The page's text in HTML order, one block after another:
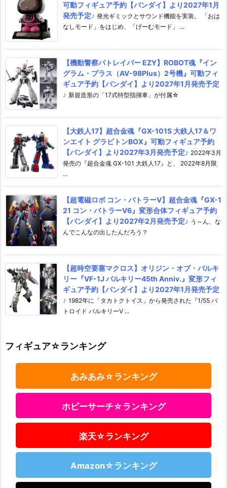
可動フィギュア予約【バンダイ】より2027年1月
発売予定♪ 発光ギミックとサウンド機能を実装。 「おは
なしモード」をはじめ、「げーむモード」 ...
【機動警察パトレイバー EZY】ROBOT魂『イン
グラム・プラス（AV-98Plus）2号機』可動フィ
ギュア予約【バンダイ】より2027年1月発売予定
♪ 新規造形の「17式特型指揮車」が付属☆
【大鉄人17】超合金魂『GX-101S 大鉄人17＆ワ
ンエイト グラビトンBOX』可動フィギュア予約
【バンダイ】より2027年3月発売予定♪ 2022年3月
発売の『超合金魂 GX-101 大鉄人17』と、 2022年8月限
...
【超電磁ロボ コン・バトラーV】超合金魂『GX-1
21 コン・バトラーV6』変形合体フィギュア予約
【バンダイ】より2027年2月発売予定♪ う～ん、な
んでこんなの出したんだろう？
【超時空要塞マクロス】オリジン・オブ・バルキ
リー『VF-1J バルキリー45th Anniv.』変形フィ
ギュア予約【バンダイ】より2027年1月発売予定
♪ 1982年に「タカトクトイス」から発売された『1/55 バ
トロイド バルキリーV ...
フィギュア☆ランキング
あみあみ☆ランキング
ホビーサーチ☆ランキング
楽天☆ランキング
Amazon☆ランキング